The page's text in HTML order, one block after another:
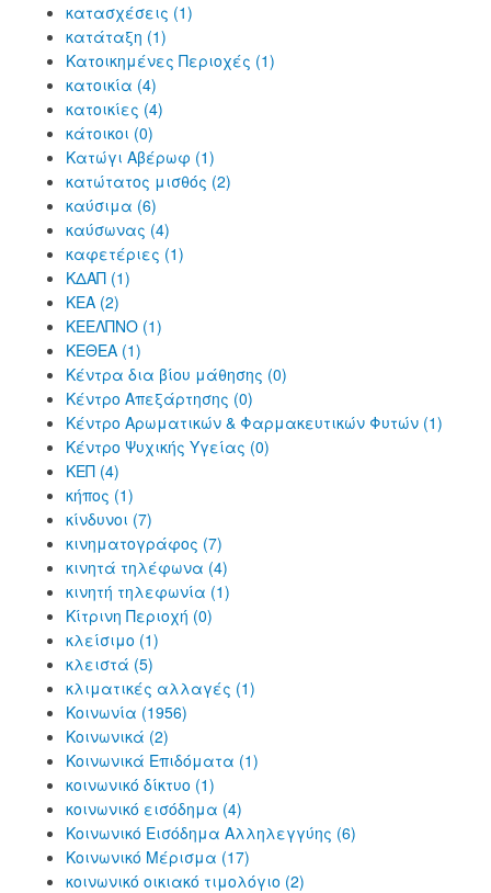
κατασχέσεις (1)
κατάταξη (1)
Κατοικημένες Περιοχές (1)
κατοικία (4)
κατοικίες (4)
κάτοικοι (0)
Κατώγι Αβέρωφ (1)
κατώτατος μισθός (2)
καύσιμα (6)
καύσωνας (4)
καφετέριες (1)
ΚΔΑΠ (1)
ΚΕΑ (2)
ΚΕΕΛΠΝΟ (1)
ΚΕΘΕΑ (1)
Κέντρα δια βίου μάθησης (0)
Κέντρο Απεξάρτησης (0)
Κέντρο Αρωματικών & Φαρμακευτικών Φυτών (1)
Κέντρο Ψυχικής Υγείας (0)
ΚΕΠ (4)
κήπος (1)
κίνδυνοι (7)
κινηματογράφος (7)
κινητά τηλέφωνα (4)
κινητή τηλεφωνία (1)
Κίτρινη Περιοχή (0)
κλείσιμο (1)
κλειστά (5)
κλιματικές αλλαγές (1)
Κοινωνία (1956)
Κοινωνικά (2)
Κοινωνικά Επιδόματα (1)
κοινωνικό δίκτυο (1)
κοινωνικό εισόδημα (4)
Κοινωνικό Εισόδημα Αλληλεγγύης (6)
Κοινωνικό Μέρισμα (17)
κοινωνικό οικιακό τιμολόγιο (2)